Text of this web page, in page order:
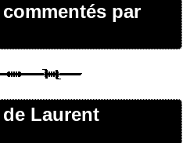
par
Laurent